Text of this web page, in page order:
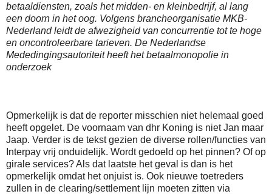
betaaldiensten, zoals het midden- en kleinbedrijf, al lang
een doorn in het oog. Volgens brancheorganisatie MKB-
Nederland leidt de afwezigheid van concurrentie tot te hoge
en oncontroleerbare tarieven. De Nederlandse
Mededingingsautoriteit heeft het betaalmonopolie in
onderzoek
Opmerkelijk is dat de reporter misschien niet helemaal goed
heeft opgelet. De voornaam van dhr Koning is niet Jan maar
Jaap. Verder is de tekst gezien de diverse rollen/functies van
Interpay vrij onduidelijk. Wordt gedoeld op het pinnen? Of op
girale services? Als dat laatste het geval is dan is het
opmerkelijk omdat het onjuist is. Ook nieuwe toetreders
zullen in de clearing/settlement lijn moeten zitten via